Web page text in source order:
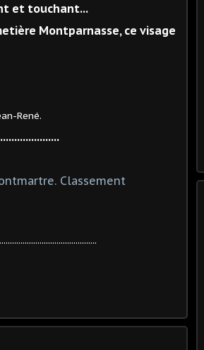
et touchant...
Montparnasse, ce visage
Classement